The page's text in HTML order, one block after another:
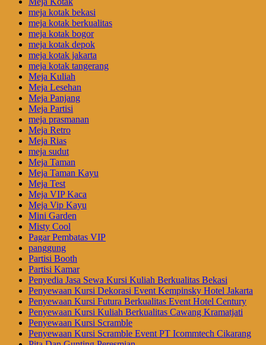
meja kotak bekasi
meja kotak berkualitas
meja kotak bogor
meja kotak depok
meja kotak jakarta
meja kotak tangerang
Meja Kuliah
Meja Lesehan
Meja Panjang
Meja Partisi
meja prasmanan
Meja Retro
Meja Rias
meja sudut
Meja Taman
Meja Taman Kayu
Meja Test
Meja VIP Kaca
Meja Vip Kayu
Mini Garden
Misty Cool
Pagar Pembatas VIP
panggung
Partisi Booth
Partisi Kamar
Penyedia Jasa Sewa Kursi Kuliah Berkualitas Bekasi
Penyewaan Kursi Dekorasi Event Kempinsky Hotel Jakarta
Penyewaan Kursi Futura Berkualitas Event Hotel Century
Penyewaan Kursi Kuliah Berkualitas Cawang Kramatjati
Penyewaan Kursi Scramble
Penyewaan Kursi Scramble Event PT Icommtech Cikarang